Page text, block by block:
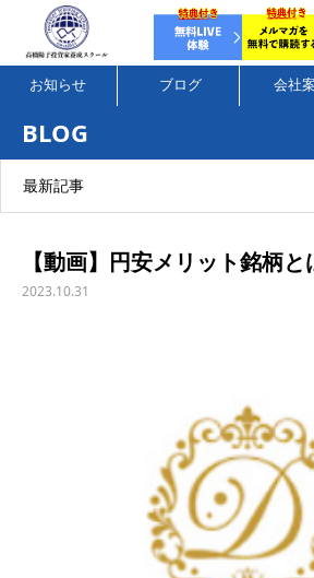
お知らせ ブログ 会社
BLOG
最新記事
【動画】円安メリット銘柄と
2023.10.31